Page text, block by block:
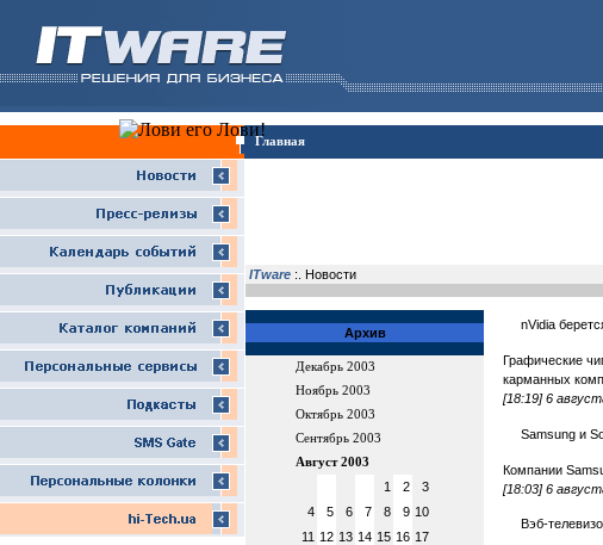
Главная
ITware :. Новости
Архив
Декабрь 2003
Ноябрь 2003
Октябрь 2003
Сентябрь 2003
Август 2003
1 2
3
4
5 6 7 8 9 10
11 12 13 14 15 16 17
nVidia
Графические
карманных
[18:19] 6
Samsung и
Компании
[18:03] 6
Вэб-